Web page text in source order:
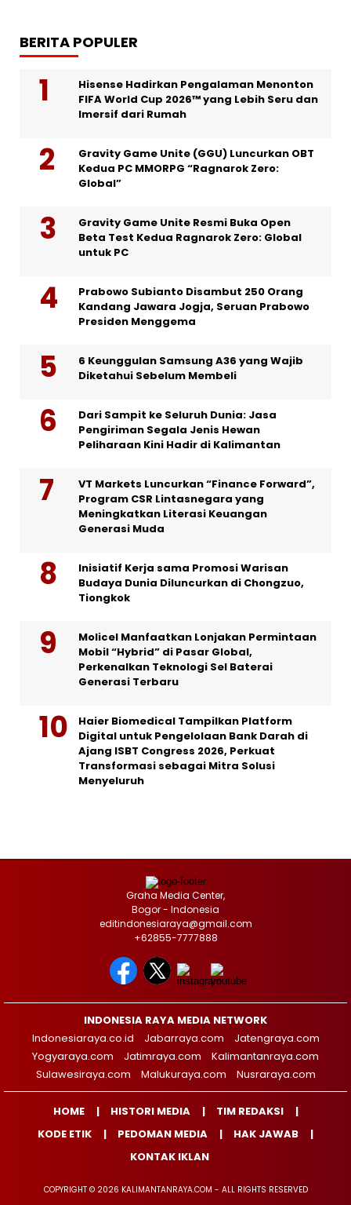
BERITA POPULER
Hisense Hadirkan Pengalaman Menonton
FIFA World Cup 2026™ yang Lebih Seru dan
Imersif dari Rumah
Gravity Game Unite (GGU) Luncurkan OBT
Kedua PC MMORPG “Ragnarok Zero:
Global”
Gravity Game Unite Resmi Buka Open
Beta Test Kedua Ragnarok Zero: Global
untuk PC
Prabowo Subianto Disambut 250 Orang
Kandang Jawara Jogja, Seruan Prabowo
Presiden Menggema
6 Keunggulan Samsung A36 yang Wajib
Diketahui Sebelum Membeli
Dari Sampit ke Seluruh Dunia: Jasa
Pengiriman Segala Jenis Hewan
Peliharaan Kini Hadir di Kalimantan
VT Markets Luncurkan “Finance Forward”,
Program CSR Lintasnegara yang
Meningkatkan Literasi Keuangan
Generasi Muda
Inisiatif Kerja sama Promosi Warisan
Budaya Dunia Diluncurkan di Chongzuo,
Tiongkok
Molicel Manfaatkan Lonjakan Permintaan
Mobil “Hybrid” di Pasar Global,
Perkenalkan Teknologi Sel Baterai
Generasi Terbaru
Haier Biomedical Tampilkan Platform
Digital untuk Pengelolaan Bank Darah di
Ajang ISBT Congress 2026, Perkuat
Transformasi sebagai Mitra Solusi
Menyeluruh
Graha Media Center,
Bogor - Indonesia
editindonesiaraya@gmail.com
+62855-7777888
INDONESIA RAYA MEDIA NETWORK
Indonesiaraya.co.id
Jabarraya.com
Jatengraya.com
Yogyaraya.com
Jatimraya.com
Kalimantanraya.com
Sulawesiraya.com
Malukuraya.com Nusraraya.com
HOME HISTORI MEDIA
TIM REDAKSI
KODE ETIK
PEDOMAN MEDIA
HAK JAWAB
KONTAK IKLAN
COPYRIGHT © 2026 KALIMANTANRAYA.COM - ALL RIGHTS RESERVED